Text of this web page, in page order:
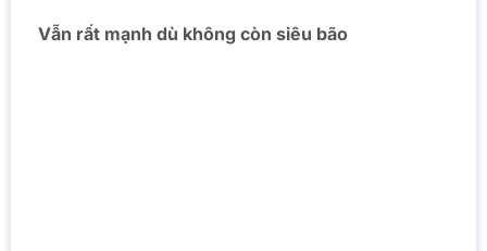
Vẫn rất mạnh dù không còn siêu bão